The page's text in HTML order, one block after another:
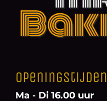
Openingstijden
Ma - Di 16.00 uur